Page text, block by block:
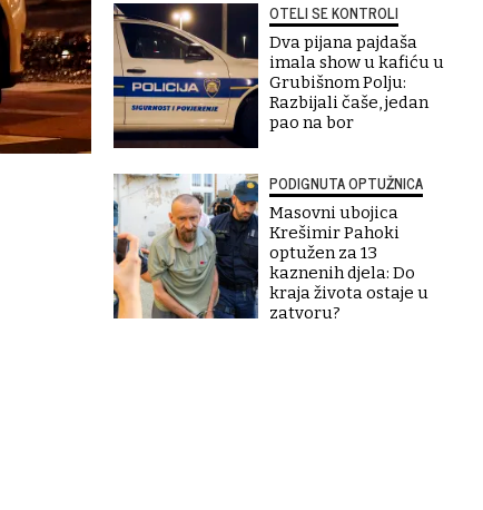
OTELI SE KONTROLI
Dva pijana pajdaša
imala show u kafiću u
Grubišnom Polju:
Razbijali čaše, jedan
pao na bor
PODIGNUTA OPTUŽNICA
Masovni ubojica
Krešimir Pahoki
optužen za 13
kaznenih djela: Do
kraja života ostaje u
zatvoru?